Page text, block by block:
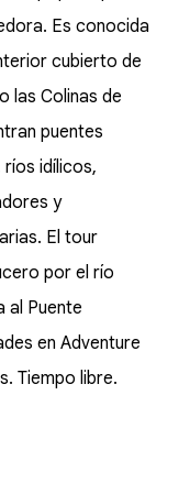
Es conocida
cubierto de
las Colinas de
puentes
idílicos,
y
El tour
por el río
al Puente
en Adventure
Tiempo libre.